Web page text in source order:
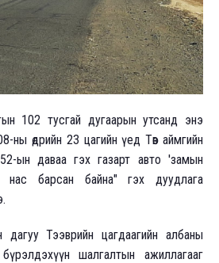
102 тусгай дугаарын утсанд энэ
ны өдрийн 23 цагийн үед Төв аймгийн
ын даваа гэх газарт авто 'замын
барсан байна" гэх дуудлага
дагуу Тээврийн цагдаагийн албаны
шалгалтын ажиллагааг